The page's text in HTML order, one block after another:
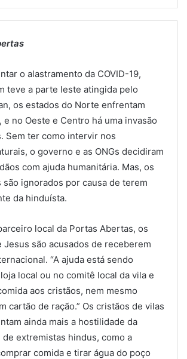
o alastramento da COVID-19,
teve a parte leste atingida pelo
os estados do Norte enfrentam
no Oeste e Centro há uma invasão
Sem ter como intervir nos
o governo e as ONGs decidiram
com ajuda humanitária. Mas, os
ignorados por causa de terem
da hinduísta.
local da Portas Abertas, os
Jesus são acusados de receberem
“A ajuda está sendo
local ou no comitê local da vila e
aos cristãos, nem mesmo
cartão de ração.” Os cristãos de vilas
ainda mais a hostilidade da
extremistas hindus, como a
comida e tirar água do poço